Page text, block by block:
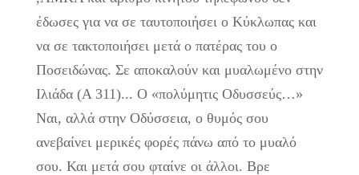
έδωσες για να σε ταυτοποιήσει ο Κύκλωπας και
να σε τακτοποιήσει μετά ο πατέρας του ο
Ποσειδώνας. Σε αποκαλούν και μυαλωμένο στην
Ιλιάδα (Α 311)... Ο «πολύμητις Οδυσσεύς…»
Ναι, αλλά στην Οδύσσεια, ο θυμός σου
ανεβαίνει μερικές φορές πάνω από το μυαλό
σου. Και μετά σου φταίνε οι άλλοι. Βρε